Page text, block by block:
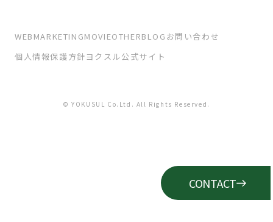
CONTACT
WEB MARKETINGMOVIEOTHERBLOG お問い合わせ
個人情報保護方針 ヨクスル公式サイト
© YOKUSUL Co.Ltd. All Rights Reserved.